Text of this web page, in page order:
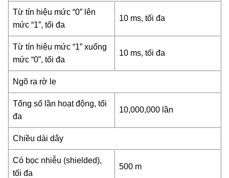
Từ tín hiệu mức “0” lên
mức “1”, tối đa
10 ms, tối đa
Từ tín hiệu mức “1” xuống
mức “0”, tối đa
10 ms, tối đa
Ngõ ra rờ le
Tổng số lần hoạt động, tối
đa
10,000,000 lần
Chiều dài dây
Có bọc nhiễu (shielded),
tối đa
500 m